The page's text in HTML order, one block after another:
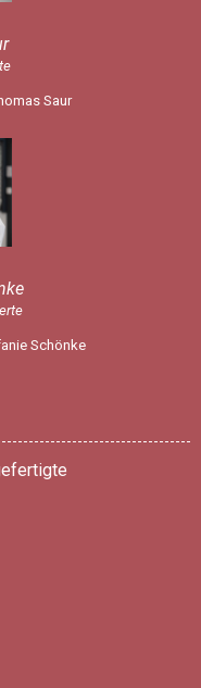
Saur
Schönke